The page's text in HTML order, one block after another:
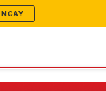
NGAY